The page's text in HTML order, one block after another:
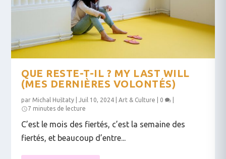
QUE RESTE-T-IL ? MY LAST WILL
(MES DERNIÈRES VOLONTÉS)
par Michal Huštaty |Juil 10, 2024 |Art & Culture 0
7 minutes de lecture
C’est le mois des fiertés, c’est la semaine des
fiertés, et beaucoup d’entre...